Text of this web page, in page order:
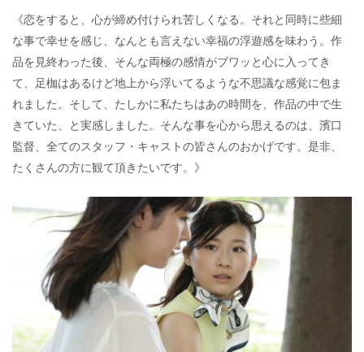
《恋をすると、心が締め付けられ苦しくなる。それと同時に些細
な事で幸せを感じ、なんとも言えない幸福の浮遊感を味わう。作
品を見終わった後、そんな両極の感情がブワッと心に入ってき
て、足枷はあるけど地上から浮いてるような不思議な感覚に包ま
れました。そして、たしかに私たちはあの時間を、作品の中で生
きていた、と実感しました。そんな事を心から思えるのは、濱口
監督、全てのスタッフ・キャストの皆さんのおかげです。是非、
たくさんの方に観て頂きたいです。》